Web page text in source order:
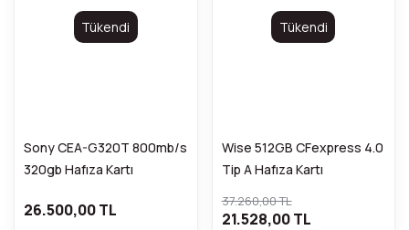
Tükendi
Sony CEA-G320T 800mb/s
320gb Hafıza Kartı
26.500,00 TL
Tükendi
Wise 512GB CFexpress 4.0
Tip A Hafıza Kartı
37.260,00 TL
21.528,00 TL